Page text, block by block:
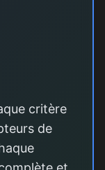
critère
de